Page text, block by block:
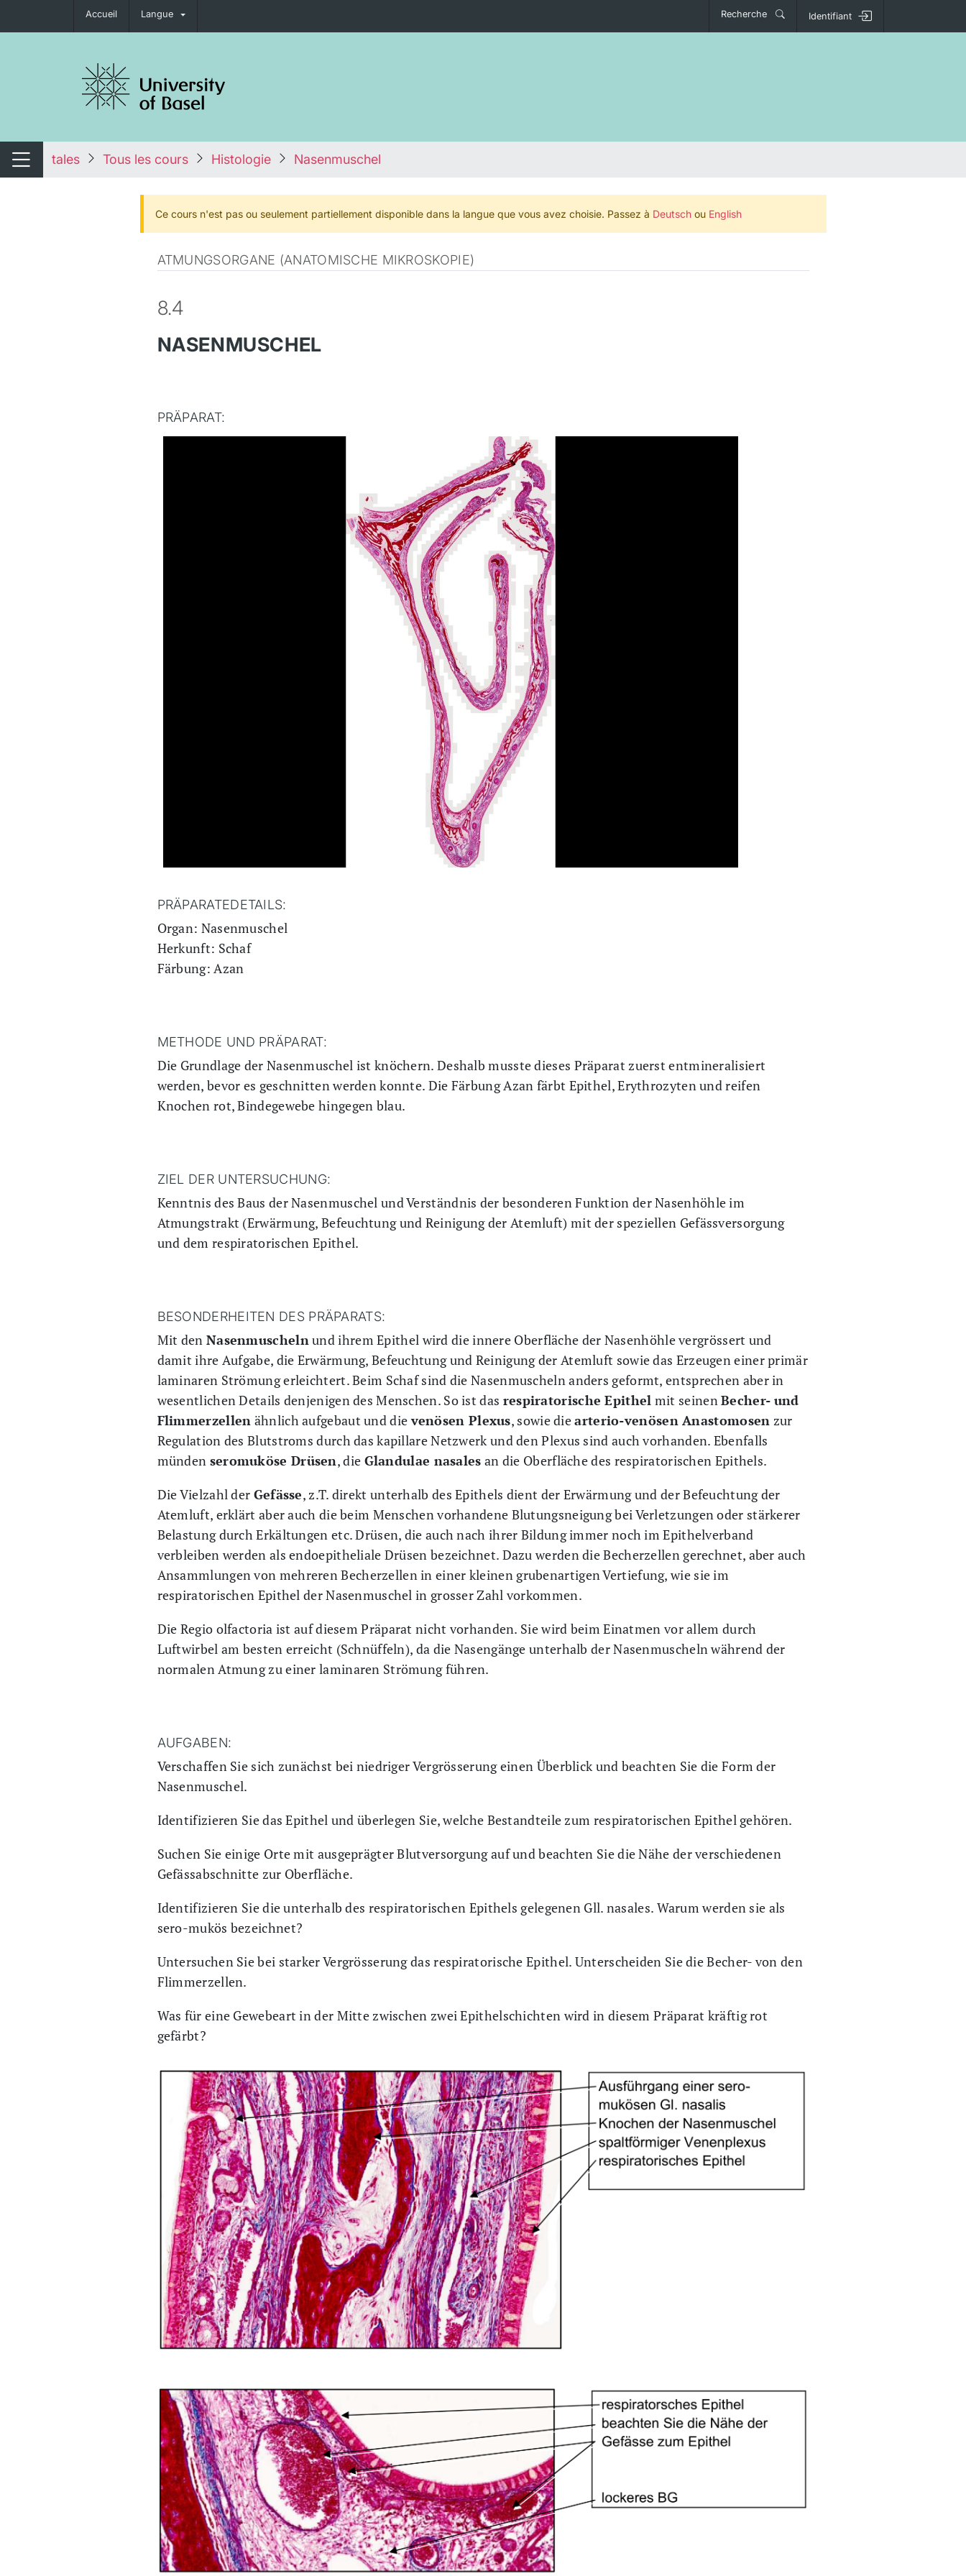
Accueil Langue Recherche Identifiant
de navigation
Changer de navigation
tales Tous les cours Histologie Nasenmuschel
Ce cours n'est pas ou seulement partiellement disponible dans la langue que vous avez choisie. Passez à Deutschou English
ATMUNGSORGANE (ANATOMISCHE MIKROSKOPIE)
8.4
NASENMUSCHEL
PRÄPARAT:
PRÄPARATEDETAILS:
Organ: Nasenmuschel
Herkunft: Schaf
Färbung: Azan
METHODE UND PRÄPARAT:
Die Grundlage der Nasenmuschel ist knöchern. Deshalb musste dieses Präparat zuerst entmineralisiert
werden, bevor es geschnitten werden konnte. Die Färbung Azan färbt Epithel, Erythrozyten und reifen
Knochen rot, Bindegewebe hingegen blau.
ZIEL DER UNTERSUCHUNG:
Kenntnis des Baus der Nasenmuschel und Verständnis der besonderen Funktion der Nasenhöhle im
Atmungstrakt (Erwärmung, Befeuchtung und Reinigung der Atemluft) mit der speziellen Gefässversorgung
und dem respiratorischen Epithel.
BESONDERHEITEN DES PRÄPARATS:
Mit den Nasenmuscheln und ihrem Epithel wird die innere Oberfläche der Nasenhöhle vergrössert und
damit ihre Aufgabe, die Erwärmung, Befeuchtung und Reinigung der Atemluft sowie das Erzeugen einer primär
laminaren Strömung erleichtert. Beim Schaf sind die Nasenmuscheln anders geformt, entsprechen aber in
wesentlichen Details denjenigen des Menschen. So ist das respiratorische Epithel mit seinenBecher- und
Flimmerzellen ähnlich aufgebaut und dievenösen Plexus, sowie diearterio-venösen Anastomosen zur
Regulation des Blutstroms durch das kapillare Netzwerk und den Plexus sind auch vorhanden. Ebenfalls
münden seromuköse Drüsen, die Glandulae nasales an die Oberfläche des respiratorischen Epithels.
Die Vielzahl der Gefässe, z.T. direkt unterhalb des Epithels dient der Erwärmung und der Befeuchtung der
Atemluft, erklärt aber auch die beim Menschen vorhandene Blutungsneigung bei Verletzungen oder stärkerer
Belastung durch Erkältungen etc. Drüsen, die auch nach ihrer Bildung immer noch im Epithelverband
verbleiben werden als endoepitheliale Drüsen bezeichnet. Dazu werden die Becherzellen gerechnet, aber auch
Ansammlungen von mehreren Becherzellen in einer kleinen grubenartigen Vertiefung, wie sie im
respiratorischen Epithel der Nasenmuschel in grosser Zahl vorkommen.
Die Regio olfactoria ist auf diesem Präparat nicht vorhanden. Sie wird beim Einatmen vor allem durch
Luftwirbel am besten erreicht (Schnüffeln), da die Nasengänge unterhalb der Nasenmuscheln während der
normalen Atmung zu einer laminaren Strömung führen.
AUFGABEN:
Verschaffen Sie sich zunächst bei niedriger Vergrösserung einen Überblick und beachten Sie die Form der
Nasenmuschel.
Identifizieren Sie das Epithel und überlegen Sie, welche Bestandteile zum respiratorischen Epithel gehören.
Suchen Sie einige Orte mit ausgeprägter Blutversorgung auf und beachten Sie die Nähe der verschiedenen
Gefässabschnitte zur Oberfläche.
Identifizieren Sie die unterhalb des respiratorischen Epithels gelegenen Gll. nasales. Warum werden sie als
sero-mukös bezeichnet?
Untersuchen Sie bei starker Vergrösserung das respiratorische Epithel. Unterscheiden Sie die Becher- von den
Flimmerzellen.
Was für eine Gewebeart in der Mitte zwischen zwei Epithelschichten wird in diesem Präparat kräftig rot
gefärbt?